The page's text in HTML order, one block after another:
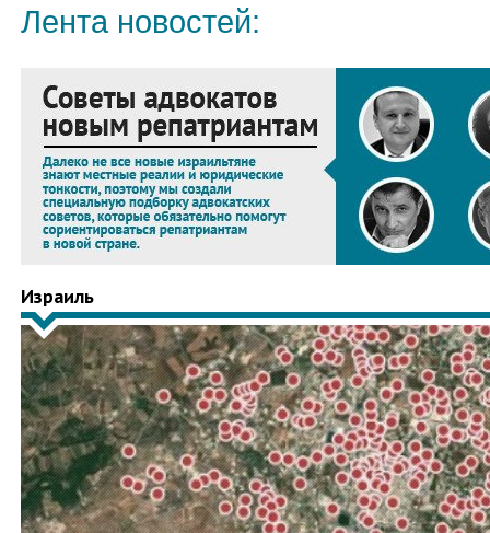
Лента новостей:
Израиль